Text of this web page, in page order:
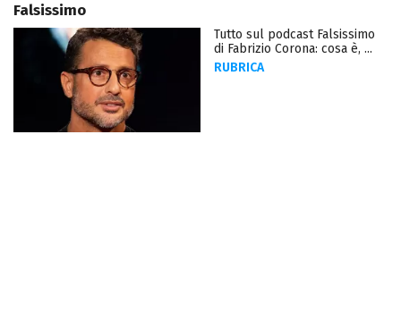
Falsissimo
Tutto sul podcast Falsissimo
di Fabrizio Corona: cosa è, ...
RUBRICA